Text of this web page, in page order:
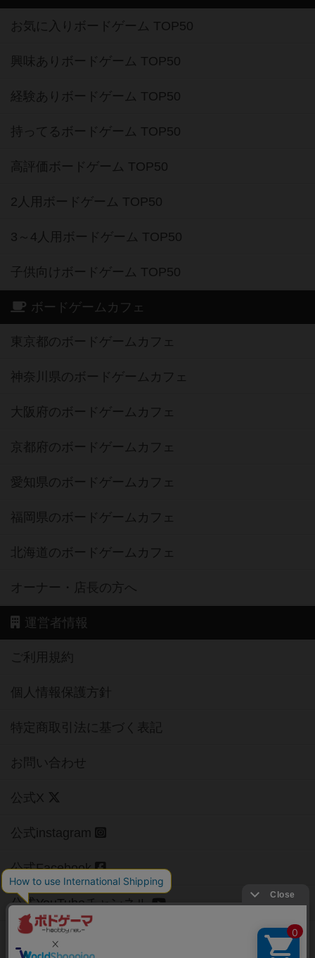
お気に入りボードゲーム TOP50
興味ありボードゲーム TOP50
経験ありボードゲーム TOP50
持ってるボードゲーム TOP50
高評価ボードゲーム TOP50
2人用ボードゲーム TOP50
3～4人用ボードゲーム TOP50
子供向けボードゲーム TOP50
ボードゲームカフェ
東京都のボードゲームカフェ
神奈川県のボードゲームカフェ
大阪府のボードゲームカフェ
京都府のボードゲームカフェ
愛知県のボードゲームカフェ
福岡県のボードゲームカフェ
北海道のボードゲームカフェ
オーナー・店長の方へ
運営者情報
ご利用規約
個人情報保護方針
特定商取引法に基づく表記
お問い合わせ
公式X
公式instagram
公式Facebook
公式YouTubeチャンネル